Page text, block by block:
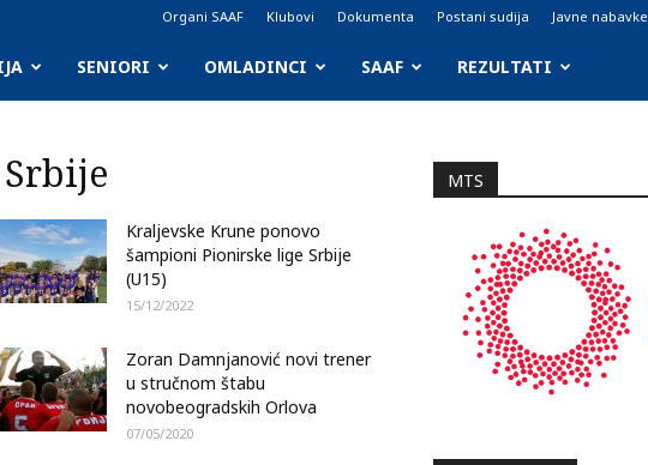
Organi SAAF Klubovi Dokumenta Postani sudija Javne nabavke
SENIORI OMLADINCI SAAF REZULTATI
Kraljevske Krune ponovo
šampioni Pionirske lige Srbije
(U15)
15/12/2022
Zoran Damnjanović novi trener
u stručnom štabu
novobeogradskih Orlova
07/05/2020
MTS